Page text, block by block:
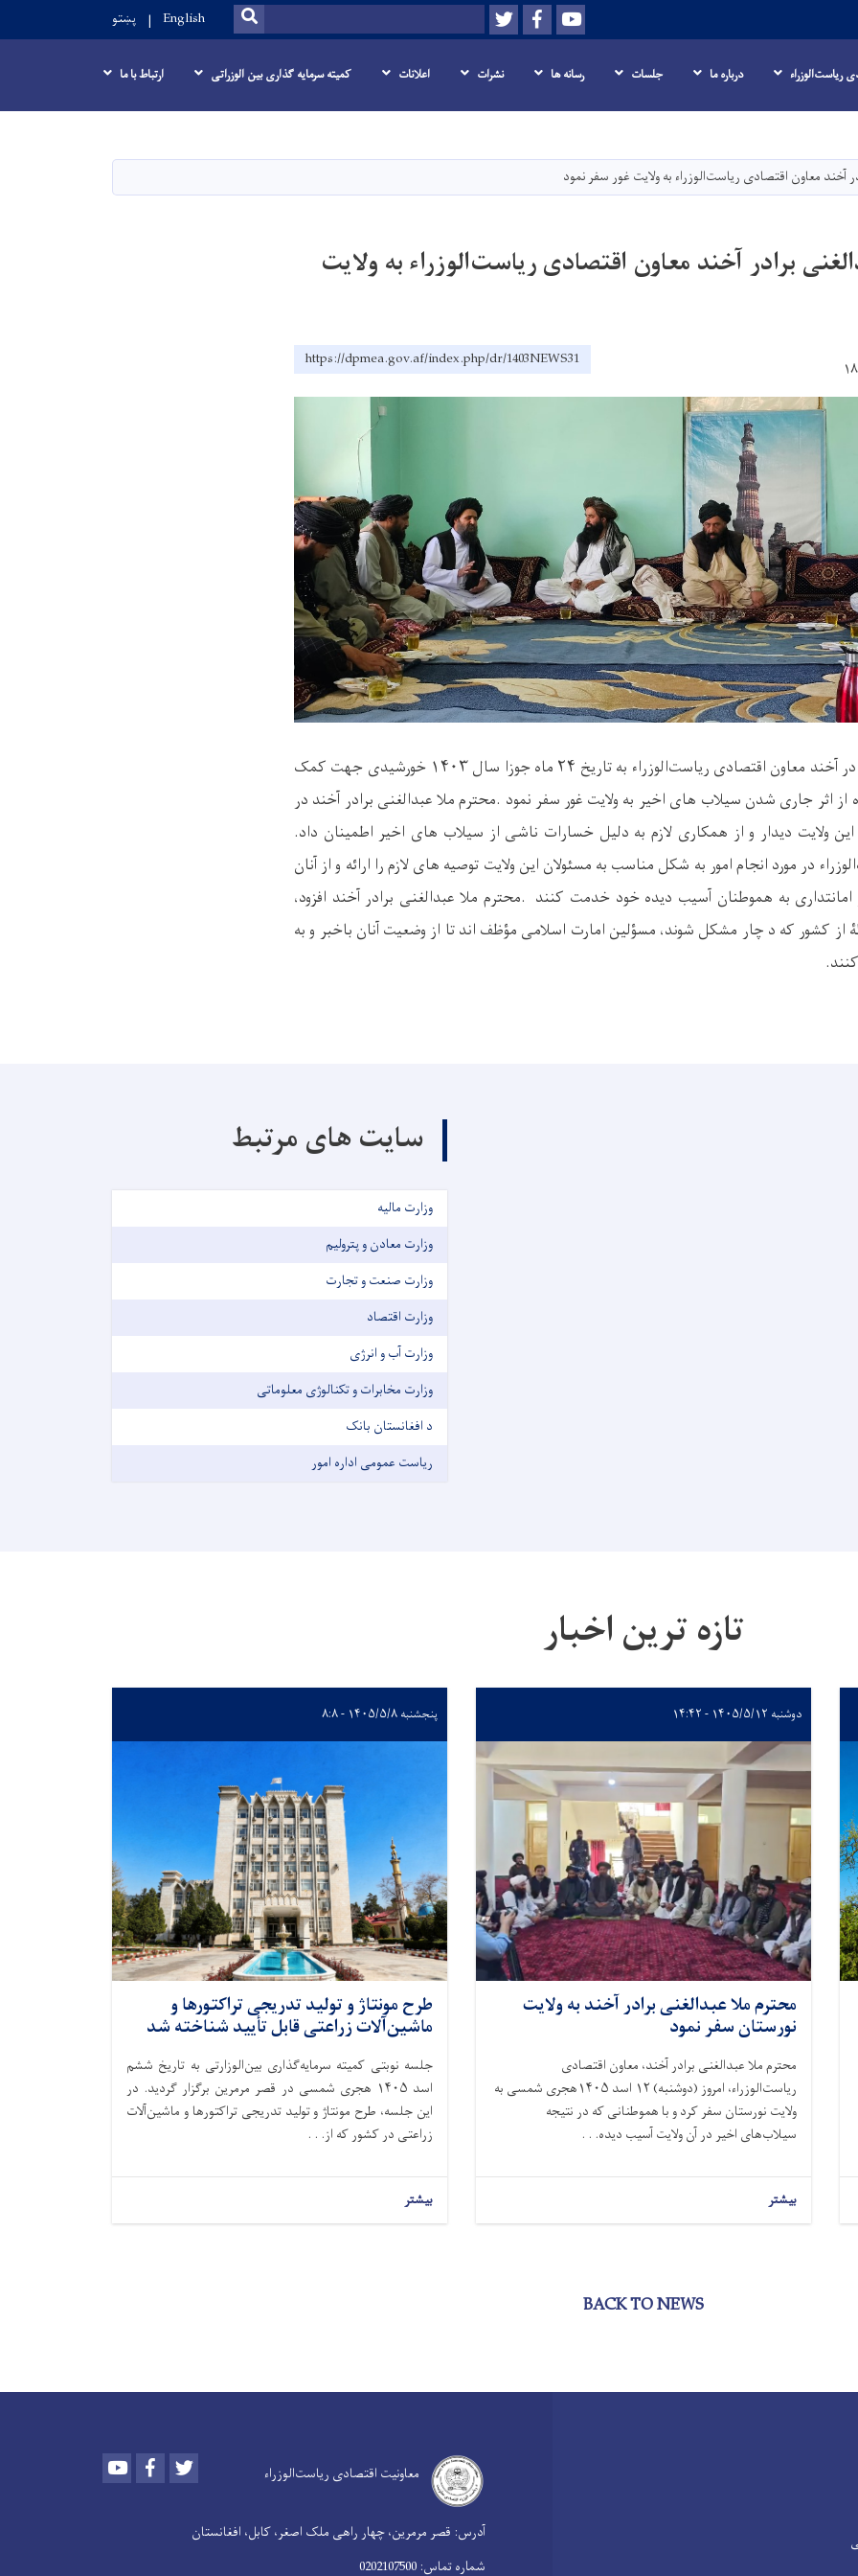
main
content
Youtube
Facebook
Twitter
Search
SEARCH
English پښتو
ریاست‌الوزراء درباره ما جلسات رسانه ها نشرات اعلانات کمیته سرمایه گذاری بین الوزراتی ارتباط با ما
آخند معاون اقتصادی ریاست‌الوزراء به ولایت غور سفر نمود
برادر آخند معاون اقتصادی ریاست‌الوزراء به ولایت
https://dpmea.gov.af/index.php/dr/1403NEWS31
آخند معاون اقتصادی ریاست‌الوزراء به تاریخ ۲۴ ماه جوزا سال۱۴۰۳ خورشیدی جهت کمک
اثر جاری شدن سیلاب های اخیر به ولایت غور سفر نمود .محترم ملا عبدالغنی برادر آخند در
ولایت دیدار و از همکاری لازم به دلیل خسارات ناشی از سیلاب های اخیر اطمینان داد.
در مورد انجام امور به شکل مناسب به مسئولان این ولایت توصیه های لازم را ارائه و از آنان
به هموطنان آسیب دیده خود خدمت کنند .محترم ملا عبدالغنی برادر آخند افزود،
از کشور که د چار مشکل شوند، مسؤلین امارت اسلامی مؤظف اند تا از وضعیت آنان باخبر و به
سایت های مرتبط
وزارت مالیه
وزارت معادن و پترولیم
وزارت صنعت و تجارت
وزارت اقتصاد
وزارت آب و انرژی
وزارت مخابرات و تکنالوژی معلوماتی
د افغانستان بانک
ریاست عمومی اداره امور
تازه ترین اخبار
دوشنبه ۱۴۰۵/۵/۱۲ - ۱۴:۴۲
محترم ملا عبدالغنی برادر آخند به ولایت
نورستان سفر نمود
محترم ملا عبدالغنی برادر آخند، معاون اقتصادی
ریاست‌الوزراء، امروز (دوشنبه)۱۲ اسد ۱۴۰۵هجری شمسی به
ولایت نورستان سفر کرد و با هموطنانی که در نتیجه
سیلاب‌های اخیر در آن ولایت آسیب دیده. . .
بیشتر
پنجشنبه ۱۴۰۵/۵/۸ - ۸:۸
طرح مونتاژ و تولید تدریجی تراکتورها و
ماشین‌آلات زراعتی قابل تأیید شناخته شد
جلسه نوبتی کمیته سرمایه‌گذاری بین‌الوزارتی به تاریخ ششم
اسد ۱۴۰۵ هجری شمسی در قصر مرمرین برگزار گردید. در
این جلسه، طرح مونتاژ و تولید تدریجی تراکتورها و ماشین‌آلات
زراعتی در کشور که از. . .
بیشتر
BACK TO NEWS
معاونیت اقتصادی ریاست‌الوزراء Youtube Facebook
آدرس: قصر مرمرین، چهار راهی ملک اصغر، کابل، افغانستان
شماره تماس: 0202107500